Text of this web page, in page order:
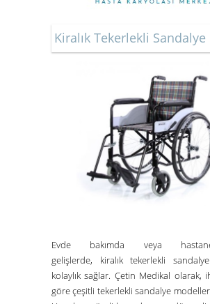
Kiralık Tekerlekli Sandalye
Evde bakımda veya
gelişlerde, kiralık tekerlekli sandalye
kolaylık sağlar. Çetin Medikal olarak,
göre çeşitli tekerlekli sandalye